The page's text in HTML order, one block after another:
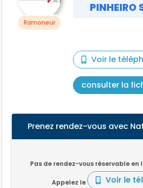
Ramoneur
PINHEIRO
Voir le
consulter la
Prenez rendez-vous avec
Pas de rendez-vous réservable
Appelez le Voir le